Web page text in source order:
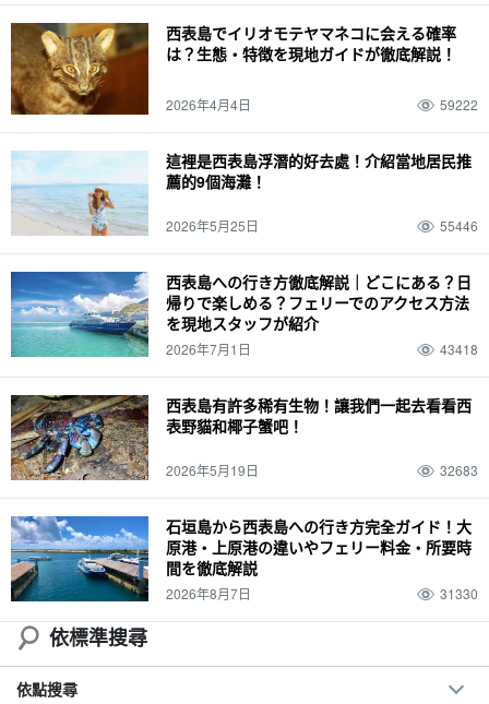
萤火虫 天氣 夏天 戟葉魚黃草 裝束 秋天 駕駛 十二月 冬季 经历
春假 家庭 動物
西表島でイリオモテヤマネコに会える確率
は？生態・特徴を現地ガイドが徹底解説！
2026年4月4日 59222
這裡是西表島浮潛的好去處！介紹當地居民推
薦的9個海灘！
2026年5月25日 55446
西表島への行き方徹底解説｜どこにある？日
帰りで楽しめる？フェリーでのアクセス方法
を現地スタッフが紹介
2026年7月1日 43418
西表島有許多稀有生物！讓我們一起去看看西
表野貓和椰子蟹吧！
2026年5月19日 32683
石垣島から西表島への行き方完全ガイド！大
原港・上原港の違いやフェリー料金・所要時
間を徹底解説
2026年8月7日 31330
依標準搜尋
依點搜尋